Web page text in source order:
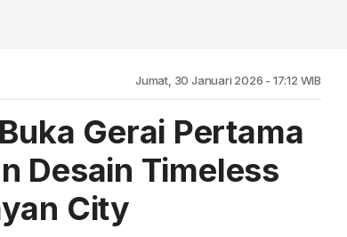
Jumat, 30 Januari 2026 - 17:12 WIB
Gerai Pertama
Desain Timeless
City